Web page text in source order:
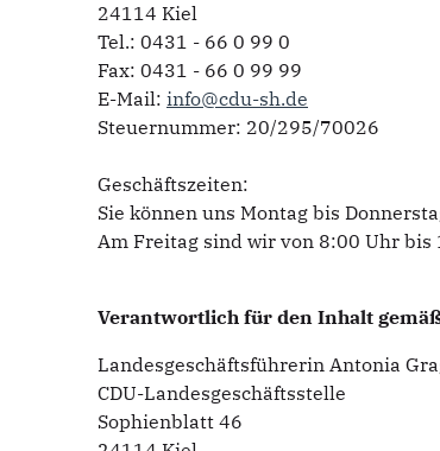
24114 Kiel
Tel.: 0431 - 66 0 99 0
Fax: 0431 - 66 0 99 99
E-Mail: info@cdu-sh.de
Steuernummer: 20/295/70026
Geschäftszeiten:
Sie können uns Montag bis
Am Freitag sind wir von 8:00 Uhr bis
Verantwortlich für den Inhalt gemäß
Landesgeschäftsführerin Antonia
CDU-Landesgeschäftsstelle
Sophienblatt 46